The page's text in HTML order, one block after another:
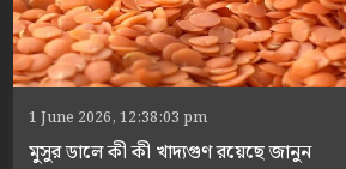
1 June 2026, 12:38:03 pm
মুসুর ডালে কী কী খাদ্যগুণ রয়েছে জানুন